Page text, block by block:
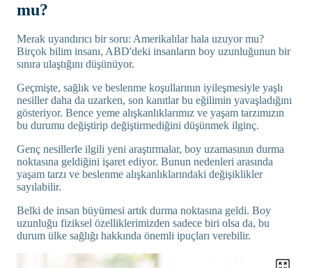
mu?
Merak uyandırıcı bir soru: Amerikalılar hala uzuyor mu?
Birçok bilim insanı, ABD'deki insanların boy uzunluğunun bir
sınıra ulaştığını düşünüyor.
Geçmişte, sağlık ve beslenme koşullarının iyileşmesiyle yaşlı
nesiller daha da uzarken, son kanıtlar bu eğilimin yavaşladığını
gösteriyor. Bence yeme alışkanlıklarımız ve yaşam tarzımızın
bu durumu değiştirip değiştirmediğini düşünmek ilginç.
Genç nesillerle ilgili yeni araştırmalar, boy uzamasının durma
noktasına geldiğini işaret ediyor. Bunun nedenleri arasında
yaşam tarzı ve beslenme alışkanlıklarındaki değişiklikler
sayılabilir.
Belki de insan büyümesi artık durma noktasına geldi. Boy
uzunluğu fiziksel özelliklerimizden sadece biri olsa da, bu
durum ülke sağlığı hakkında önemli ipuçları verebilir.